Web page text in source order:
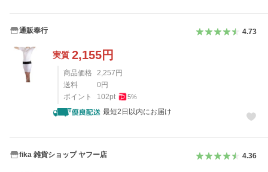
通販奉行 4.73
実質 2,155円
商品価格 2,257 円
送料
0 円
ポイント
102pt 5%
最短2日以内にお届け
fika 雑貨ショップ ヤフー店 4.36